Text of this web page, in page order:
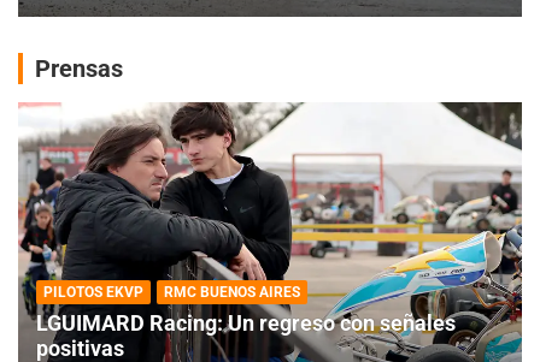
Prensas
PILOTOS EKVP RMC BUENOS AIRES
LGUIMARD Racing: Un regreso con señales
positivas